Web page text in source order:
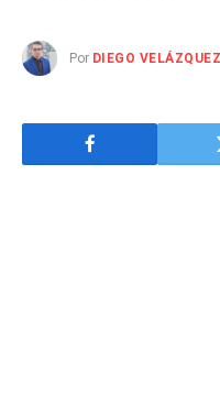
Por DIEGO VELÁZQUEZ